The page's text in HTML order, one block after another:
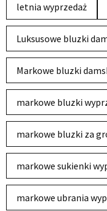
letnia wyprzedaż
Luksusowe bluzki
Markowe bluzki
markowe bluzki
markowe bluzki za
markowe sukienki
markowe ubrania